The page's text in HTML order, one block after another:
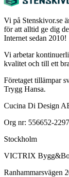
Vi på Stenskivor.se
för att alltid ge dig
Internet sedan 2010!
Vi arbetar
kvalitet och till ett
Företaget tillämpar
Trygg Hansa.
Cucina Di Design
Org nr: 556652-2297
Stockholm
VICTRIX
Ranhammarsvägen